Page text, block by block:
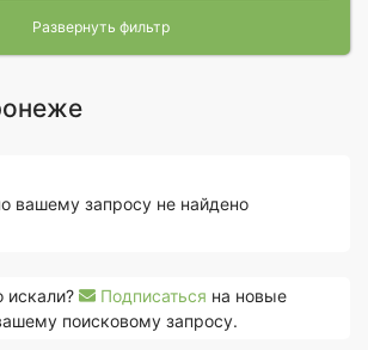
Развернуть фильтр
вашему запросу не найдено
искали? Подписаться на новые
поисковому запросу.